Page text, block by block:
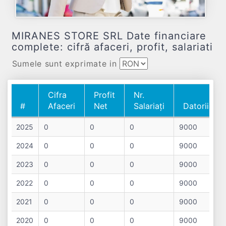
MIRANES STORE SRL Date financiare
complete: cifră afaceri, profit, salariati
Sumele sunt exprimate in
#
Cifra
Afaceri
Profit
Net
Nr.
Salariați
Datorii
#
Afaceri
Net
Salariați
Datorii
2025 0 0 0 9000
2024 0 0 0 9000
2023 0 0 0 9000
2022 0 0 0 9000
2021 0 0 0 9000
2020 0 0 0 9000